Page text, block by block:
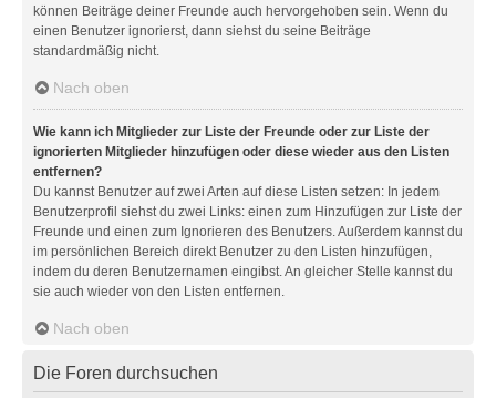
können Beiträge deiner Freunde auch hervorgehoben sein. Wenn du
einen Benutzer ignorierst, dann siehst du seine Beiträge
standardmäßig nicht.
Nach oben
Wie kann ich Mitglieder zur Liste der Freunde oder zur Liste der
ignorierten Mitglieder hinzufügen oder diese wieder aus den Listen
entfernen?
Du kannst Benutzer auf zwei Arten auf diese Listen setzen: In jedem
Benutzerprofil siehst du zwei Links: einen zum Hinzufügen zur Liste der
Freunde und einen zum Ignorieren des Benutzers. Außerdem kannst du
im persönlichen Bereich direkt Benutzer zu den Listen hinzufügen,
indem du deren Benutzernamen eingibst. An gleicher Stelle kannst du
sie auch wieder von den Listen entfernen.
Nach oben
Die Foren durchsuchen